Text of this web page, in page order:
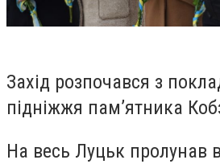
Захід розпочався з
підніжжя пам’ятника
На весь Луцьк пролунав